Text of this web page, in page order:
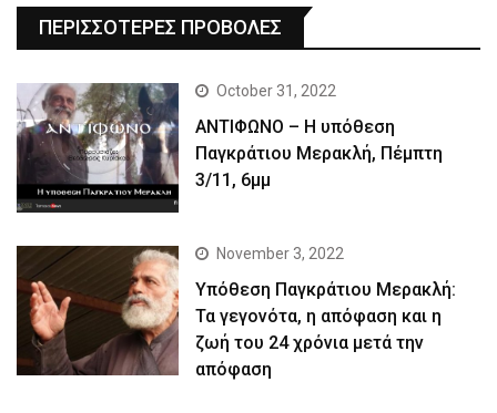
ΠΕΡΙΣΣΟΤΕΡΕΣ ΠΡΟΒΟΛΕΣ
October 31, 2022
ΑΝΤΙΦΩΝΟ – Η υπόθεση
Παγκράτιου Μερακλή, Πέμπτη
3/11, 6μμ
November 3, 2022
Yπόθεση Παγκράτιου Μερακλή:
Τα γεγονότα, η απόφαση και η
ζωή του 24 χρόνια μετά την
απόφαση